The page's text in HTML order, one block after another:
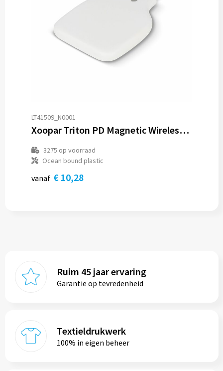
LT41509_N0001
Xoopar Triton PD Magnetic Wireless Charger
3275 op voorraad
Ocean bound plastic
vanaf € 10,28
Ruim 45 jaar ervaring
Garantie op tevredenheid
Textieldrukwerk
100% in eigen beheer